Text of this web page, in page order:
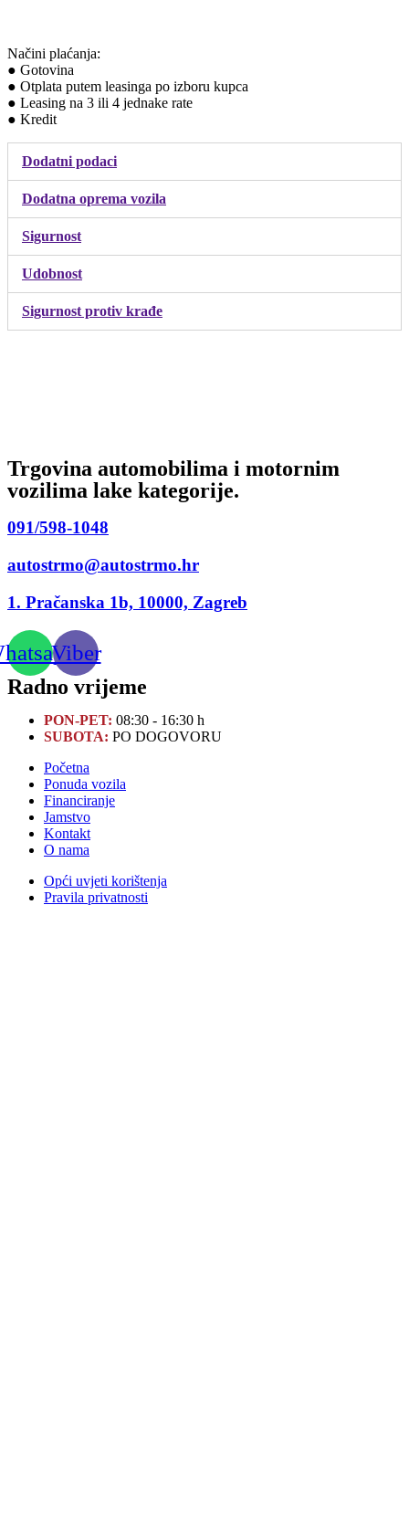
Načini plaćanja:
● Gotovina
● Otplata putem leasinga po izboru kupca
● Leasing na 3 ili 4 jednake rate
● Kredit
Dodatni podaci
Dodatna oprema vozila
Sigurnost
Udobnost
Sigurnost protiv krađe
Trgovina automobilima i motornim
vozilima lake kategorije.
091/598-1048
autostrmo@autostrmo.hr
1. Pračanska 1b, 10000, Zagreb
Viber
Radno vrijeme
PON-PET: 08:30 - 16:30 h
SUBOTA: PO DOGOVORU
Početna
Ponuda vozila
Financiranje
Jamstvo
Kontakt
O nama
Opći uvjeti korištenja
Pravila privatnosti